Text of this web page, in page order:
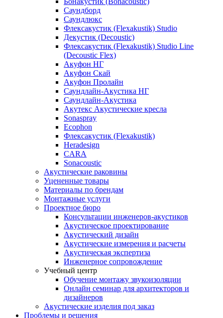
Саундборд
Саундлюкс
Флексакустик (Flexakustik) Studio
Декустик (Decoustic)
Флексакустик (Flexakustik) Studio Line
(Decoustic Flex)
Акуфон НГ
Акуфон Скай
Акуфон Пролайн
Саундлайн-Акустика НГ
Саундлайн-Акустика
Акутекс Акустические кресла
Sonaspray
Ecophon
Флексакустик (Flexakustik)
Heradesign
CARA
Sonacoustic
Акустические раковины
Уцененные товары
Материалы по брендам
Монтажные услуги
Проектное бюро
Консультации инженеров-акустиков
Акустическое проектирование
Акустический дизайн
Акустические измерения и расчеты
Акустическая экспертиза
Инженерное сопровождение
Учебный центр
Обучение монтажу звукоизоляции
Онлайн семинар для архитекторов и
дизайнеров
Акустические изделия под заказ
Проблемы и решения